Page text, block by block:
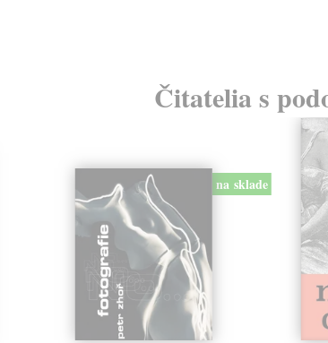
Čitatelia s
na sklade